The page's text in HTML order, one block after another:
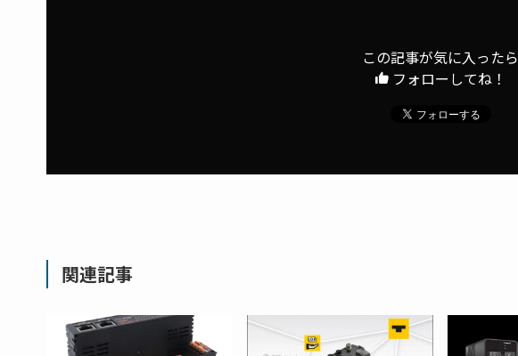
この記事が気に入ったら
フォローしてね！
関連記事